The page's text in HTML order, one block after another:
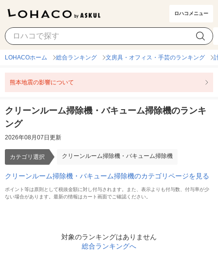
ロハコメニュー
クリーンルーム掃除機・バキューム掃除機 カテゴリ選択
LOHACOホーム 総合ランキング 文房具・オフィス・手芸のランキング
熊本地震の影響について
クリーンルーム掃除機・バキューム掃除機のランキ
ング
2026年08月07日更新
カテゴリ選択 クリーンルーム掃除機・バキューム掃除機
クリーンルーム掃除機・バキューム掃除機のカテゴリページを見る
ポイント等は原則として税抜金額に対し付与されます。また、表示よりも付与数、付与率が少
ない場合があります。最新の情報はカート画面でご確認ください。
対象のランキングはありません
総合ランキングへ